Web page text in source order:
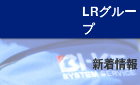
LRグルー
プ
新着情報
LRグループとは
新着情報